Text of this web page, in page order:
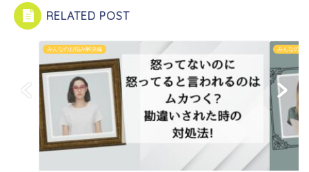
RELATED POST
みんなのお悩み解決編 みんなのお